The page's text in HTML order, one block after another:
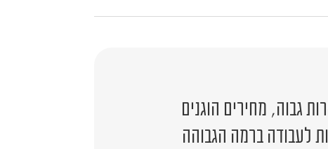
גבוה, מחירים הוגנים
לעבודה ברמה הגבוהה